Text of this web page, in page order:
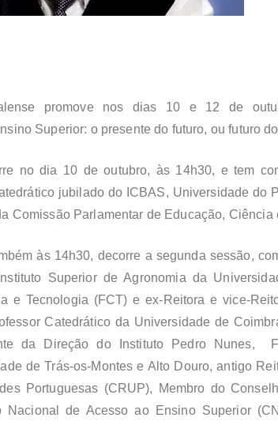
promove nos dias 10 e 12 de
Superior: o presente do futuro, ou futuro
no dia 10 de outubro, às 14h30, e tem
jubilado do ICBAS, Universidade do
Comissão Parlamentar de Educação, Ciência
às 14h30, decorre a segunda sessão,
Superior de Agronomia da
e Tecnologia (FCT) e ex-Reitora e vice-
Catedrático da Universidade de
da Direção do Instituto Pedro Nunes,
de Trás-os-Montes e Alto Douro, antigo
Portuguesas (CRUP), Membro do
Nacional de Acesso ao Ensino Superior